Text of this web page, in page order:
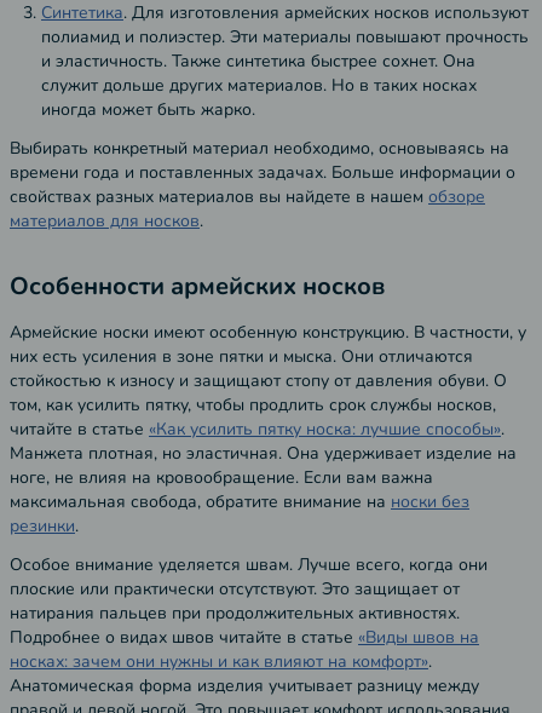
Синтетика. Для изготовления армейских носков используют
полиамид и полиэстер. Эти материалы повышают прочность
и эластичность. Также синтетика быстрее сохнет. Она
служит дольше других материалов. Но в таких носках
иногда может быть жарко.
Выбирать конкретный материал необходимо, основываясь на
времени года и поставленных задачах. Больше информации о
свойствах разных материалов вы найдете в нашем обзоре
материалов для носков.
Особенности армейских носков
Армейские носки имеют особенную конструкцию. В частности, у
них есть усиления в зоне пятки и мыска. Они отличаются
стойкостью к износу и защищают стопу от давления обуви. О
том, как усилить пятку, чтобы продлить срок службы носков,
читайте в статье «Как усилить пятку носка: лучшие способы».
Манжета плотная, но эластичная. Она удерживает изделие на
ноге, не влияя на кровообращение. Если вам важна
максимальная свобода, обратите внимание на носки без
резинки.
Особое внимание уделяется швам. Лучше всего, когда они
плоские или практически отсутствуют. Это защищает от
натирания пальцев при продолжительных активностях.
Подробнее о видах швов читайте в статье «Виды швов на
носках: зачем они нужны и как влияют на комфорт».
Анатомическая форма изделия учитывает разницу между